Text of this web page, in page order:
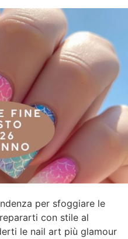
per sfoggiare le
con stile al
le nail art più glamour